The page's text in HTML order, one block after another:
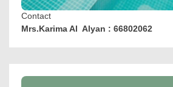
Contact
Mrs.Karima Al Alyan : 66802062